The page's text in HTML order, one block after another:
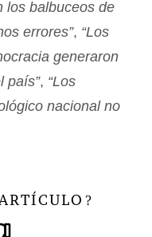
los balbuceos de
errores”, “Los
generaron
país”, “Los
nacional no
?